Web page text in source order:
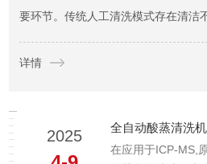
要环节。传统人工清洗模式存在清洁
高、清洁标准不统一等诸多弊端。全
准化、集成化的设计优势，替代传统
详情
2025 全自动酸蒸清洗
在应用于ICP-MS,